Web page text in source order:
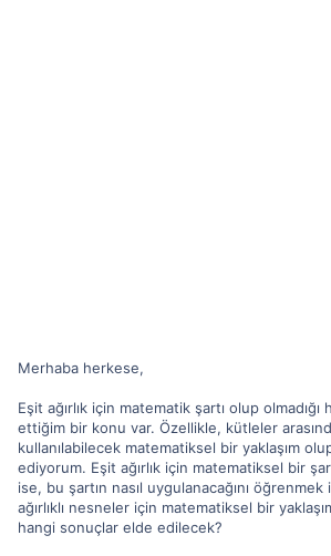
Merhaba herkese,
Eşit ağırlık için matematik şartı olup olmadığı
ettiğim bir konu var. Özellikle, kütleler
kullanılabilecek matematiksel bir yaklaşım
ediyorum. Eşit ağırlık için matematiksel bir
ise, bu şartın nasıl uygulanacağını
ağırlıklı nesneler için matematiksel bir
hangi sonuçlar elde edilecek?